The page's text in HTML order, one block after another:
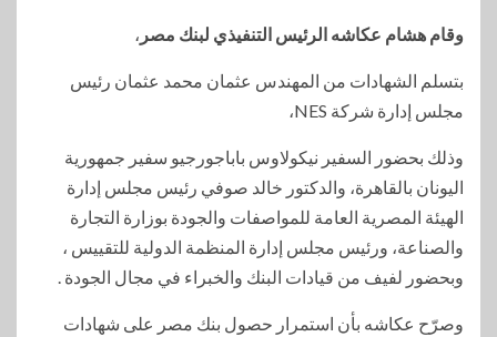
وقام هشام عكاشه الرئيس التنفيذي لبنك مصر ،
بتسلم الشهادات من المهندس عثمان محمد عثمان رئيس
مجلس إدارة شركة NES،
وذلك بحضور السفير نيكولاوس باباجورجيو سفير جمهورية
اليونان بالقاهرة، والدكتور خالد صوفي رئيس مجلس إدارة
الهيئة المصرية العامة للمواصفات والجودة بوزارة التجارة
والصناعة، ورئيس مجلس إدارة المنظمة الدولية للتقييس ،
وبحضور لفيف من قيادات البنك والخبراء في مجال الجودة .
وصرّح عكاشه بأن استمرار حصول بنك مصر على شهادات